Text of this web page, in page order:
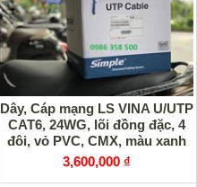
Dây, Cáp mạng LS VINA U/UTP
CAT6, 24WG, lõi đồng đặc, 4
đôi, vỏ PVC, CMX, màu xanh
3,600,000 ₫